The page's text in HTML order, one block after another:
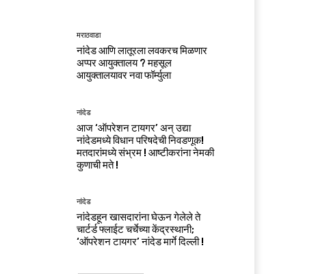
मराठवाडा
नांदेड आणि लातूरला लवकरच मिळणार
अप्पर आयुक्तालय ? महसूल
आयुक्तालयावर नवा फॉर्म्युला
नांदेड
आज ‘ऑपरेशन टायगर’ अन् उद्या
नांदेडमध्ये विधान परिषदेची निवडणूक!
मतदारांमध्ये संभ्रम ! आष्टीकरांना नेमकी
कुणाची मते !
नांदेड
नांदेडहून खासदारांना घेऊन गेलेले ते
चार्टर्ड फ्लाईट चर्चेच्या केंद्रस्थानी;
‘ऑपरेशन टायगर’ नांदेड मार्गे दिल्ली !